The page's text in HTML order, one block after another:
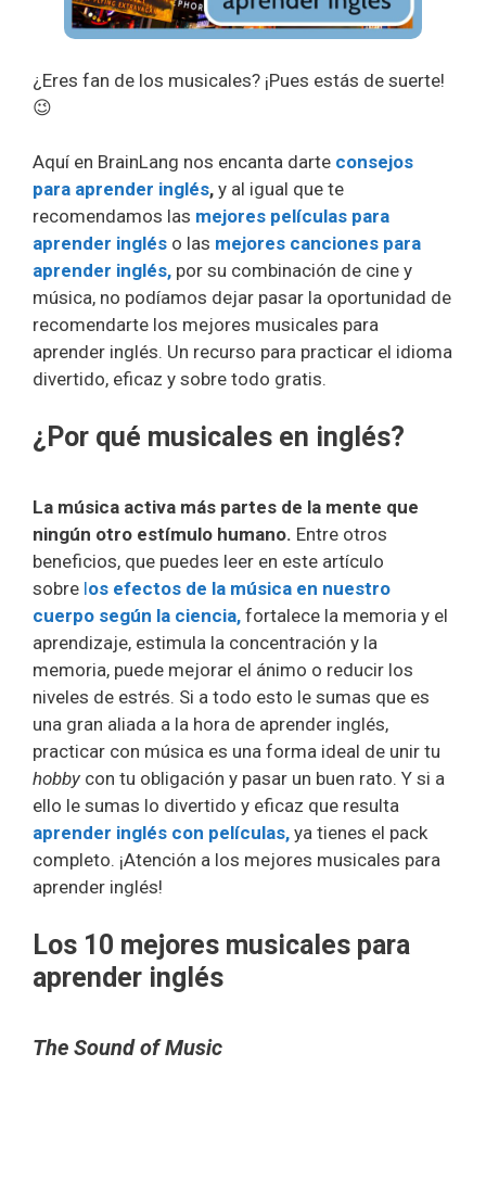
¿Eres fan de los musicales? ¡Pues estás de suerte!
😉
Aquí en BrainLang nos encanta darte consejos
para aprender inglés, y al igual que te
recomendamos las mejores películas para
aprender inglés o las mejores canciones para
aprender inglés, por su combinación de cine y
música, no podíamos dejar pasar la oportunidad de
recomendarte los mejores musicales para
aprender inglés. Un recurso para practicar el idioma
divertido, eficaz y sobre todo gratis.
¿Por qué musicales en inglés?
La música activa más partes de la mente que
ningún otro estímulo humano. Entre otros
beneficios, que puedes leer en este artículo
sobre los efectos de la música en nuestro
cuerpo según la ciencia, fortalece la memoria y el
aprendizaje, estimula la concentración y la
memoria, puede mejorar el ánimo o reducir los
niveles de estrés. Si a todo esto le sumas que es
una gran aliada a la hora de aprender inglés,
practicar con música es una forma ideal de unir tu
hobby con tu obligación y pasar un buen rato. Y si a
ello le sumas lo divertido y eficaz que resulta
aprender inglés con películas, ya tienes el pack
completo. ¡Atención a los mejores musicales para
aprender inglés!
Los 10 mejores musicales para
aprender inglés
The Sound of Music